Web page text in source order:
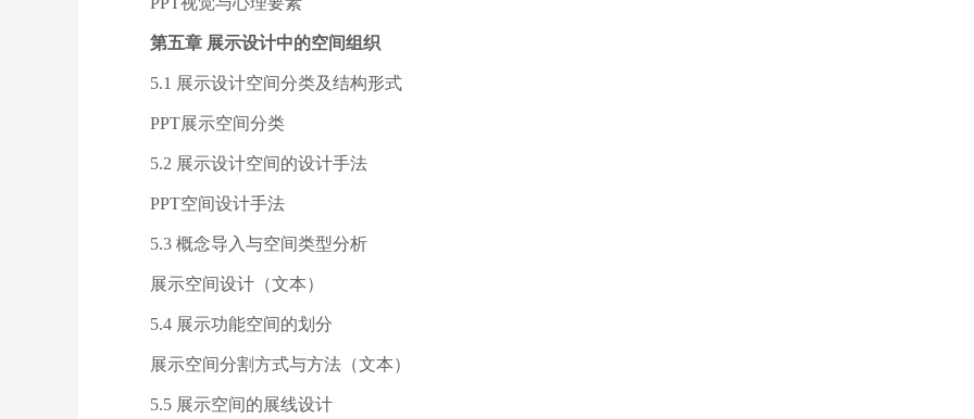
第五章 展示设计中的空间组织
5.1 展示设计空间分类及结构形式
PPT展示空间分类
5.2 展示设计空间的设计手法
PPT空间设计手法
5.3 概念导入与空间类型分析
展示空间设计（文本）
5.4 展示功能空间的划分
展示空间分割方式与方法（文本）
5.5 展示空间的展线设计